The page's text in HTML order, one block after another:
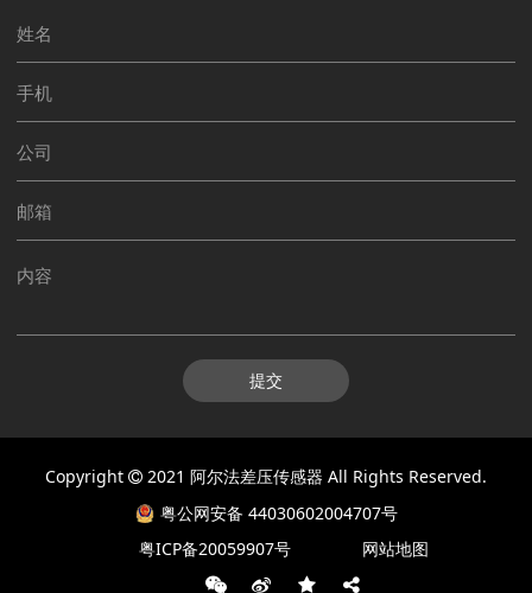
提交
Copyright 2021 阿尔法差压传感器 All Rights Reserved.
粤公网安备 44030602004707号
粤ICP备20059907号
网站地图